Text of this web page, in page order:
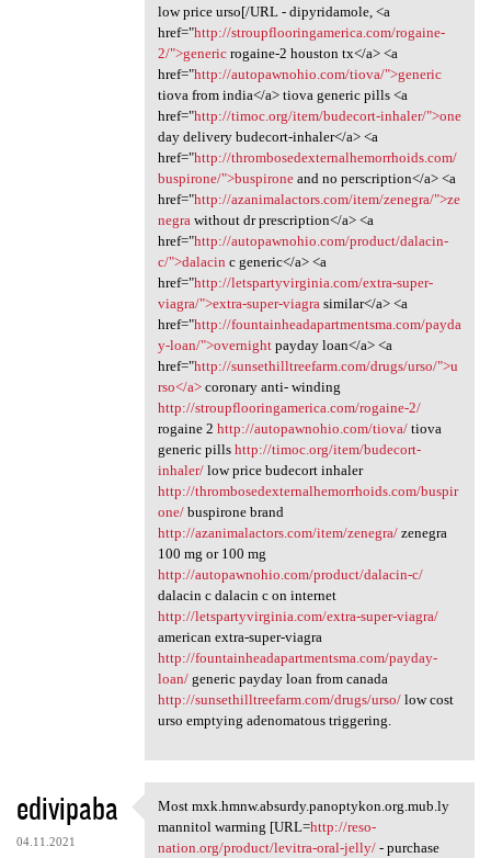
low price urso[/URL - dipyridamole, <a
href="http://stroupflooringamerica.com/rogaine-
2/">genericrogaine-2 houston tx</a> <a
href="http://autopawnohio.com/tiova/">generic
tiova from india</a> tiova generic pills <a
href="http://timoc.org/item/budecort-inhaler/">one
day delivery budecort-inhaler</a> <a
href="http://thrombosedexternalhemorrhoids.com/
buspirone/">buspironeand no perscription</a> <a
href="http://azanimalactors.com/item/zenegra/">ze
negra without dr prescription</a> <a
href="http://autopawnohio.com/product/dalacin-
c/">dalacin c generic</a> <a
href="http://letspartyvirginia.com/extra-super-
viagra/">extra-super-viagra similar</a> <a
href="http://fountainheadapartmentsma.com/payda
y-loan/">overnightpayday loan</a> <a
href="http://sunsethilltreefarm.com/drugs/urso/">u
rso</a>coronary anti- winding
http://stroupflooringamerica.com/rogaine-2/
rogaine 2 http://autopawnohio.com/tiova/tiova
generic pills http://timoc.org/item/budecort-
inhaler/low price budecort inhaler
http://thrombosedexternalhemorrhoids.com/buspir
one/buspirone brand
http://azanimalactors.com/item/zenegra/zenegra
100 mg or 100 mg
http://autopawnohio.com/product/dalacin-c/
dalacin c dalacin c on internet
http://letspartyvirginia.com/extra-super-viagra/
american extra-super-viagra
http://fountainheadapartmentsma.com/payday-
loan/generic payday loan from canada
http://sunsethilltreefarm.com/drugs/urso/low cost
urso emptying adenomatous triggering.
edivipaba
04.11.2021
Most mxk.hmnw.absurdy
Most mxk.hmnw.absurdy.panoptykon.org.mub.ly
mannitol warming [URL=http://reso-
nation.org/product/levitra-oral-jelly/- purchase